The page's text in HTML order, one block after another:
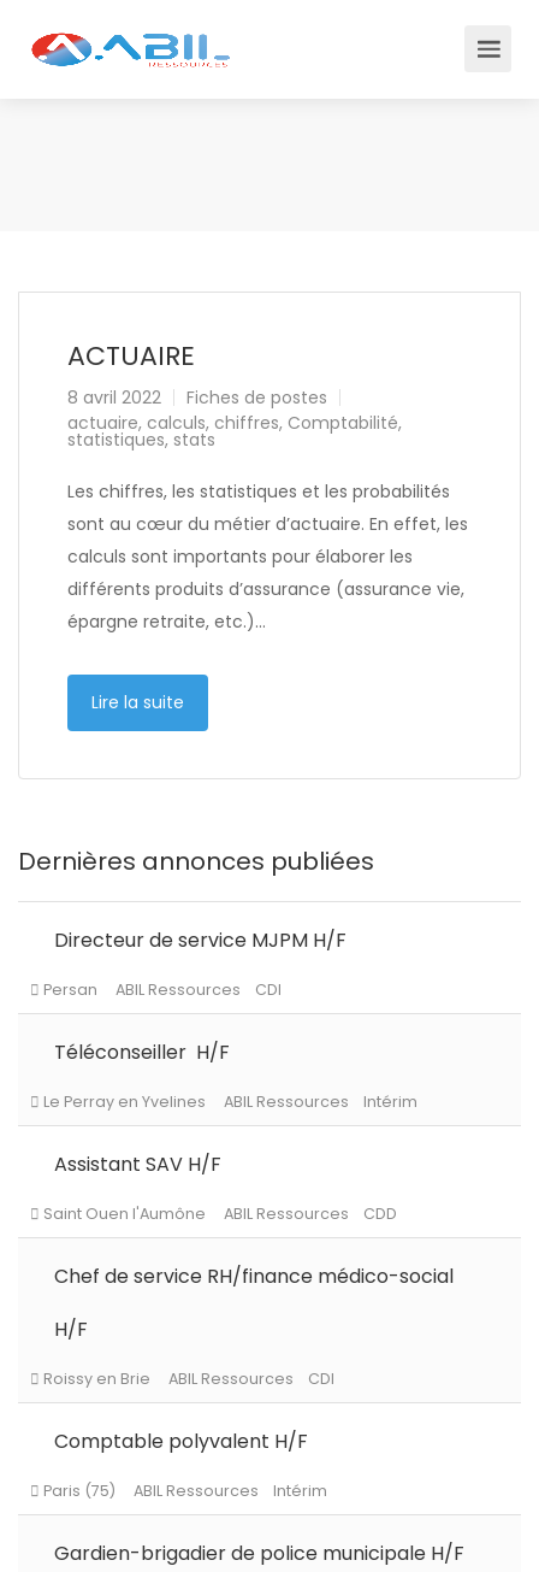
ACTUAIRE
8 avril 2022
Fiches de postes
actuaire, calculs, chiffres, Comptabilité,
statistiques, stats
Les chiffres, les statistiques et les probabilités
sont au cœur du métier d’actuaire. En effet, les
calculs sont importants pour élaborer les
différents produits d’assurance (assurance vie,
épargne retraite, etc.)…
Lire la suite
Dernières annonces publiées
Directeur de service MJPM H/F
Persan ABIL Ressources CDI
Téléconseiller H/F
Le Perray en Yvelines ABIL Ressources
Assistant SAV H/F
Chef de service RH/finance médico-social
H/F
Comptable polyvalent H/F
Gardien-brigadier de police municipale H/F